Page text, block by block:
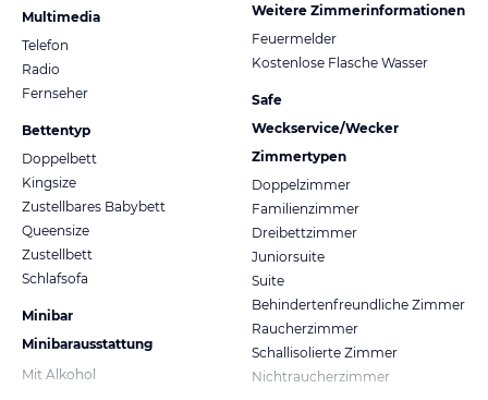
Multimedia
Telefon
Radio
Fernseher
Bettentyp
Doppelbett
Kingsize
Zustellbares Babybett
Queensize
Zustellbett
Schlafsofa
Minibar
Minibarausstattung
Mit Alkohol
Weitere Zimmerinformationen
Feuermelder
Kostenlose Flasche Wasser
Safe
Weckservice/Wecker
Zimmertypen
Doppelzimmer
Familienzimmer
Dreibettzimmer
Juniorsuite
Suite
Behindertenfreundliche Zimmer
Raucherzimmer
Schallisolierte Zimmer
Nichtraucherzimmer